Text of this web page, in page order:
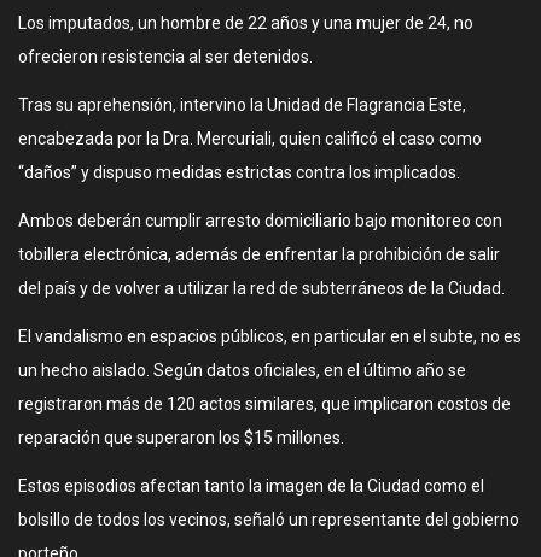
Los imputados, un hombre de 22 años y una mujer de 24, no
ofrecieron resistencia al ser detenidos.
Tras su aprehensión, intervino la Unidad de Flagrancia Este,
encabezada por la Dra. Mercuriali, quien calificó el caso como
“daños” y dispuso medidas estrictas contra los implicados.
Ambos deberán cumplir arresto domiciliario bajo monitoreo con
tobillera electrónica, además de enfrentar la prohibición de salir
del país y de volver a utilizar la red de subterráneos de la Ciudad.
El vandalismo en espacios públicos, en particular en el subte, no es
un hecho aislado. Según datos oficiales, en el último año se
registraron más de 120 actos similares, que implicaron costos de
reparación que superaron los $15 millones.
Estos episodios afectan tanto la imagen de la Ciudad como el
bolsillo de todos los vecinos, señaló un representante del gobierno